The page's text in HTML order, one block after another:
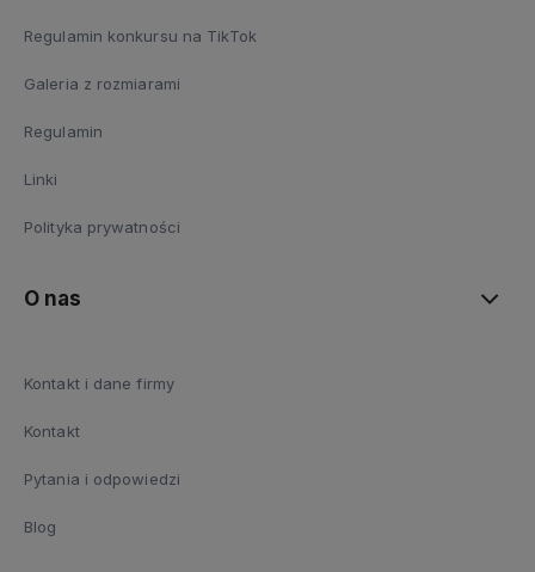
Regulamin konkursu na TikTok
Galeria z rozmiarami
Regulamin
Linki
Polityka prywatności
O nas
Kontakt i dane firmy
Kontakt
Pytania i odpowiedzi
Blog